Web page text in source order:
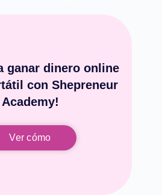
ganar dinero online
con Shepreneur
Academy!
Ver cómo